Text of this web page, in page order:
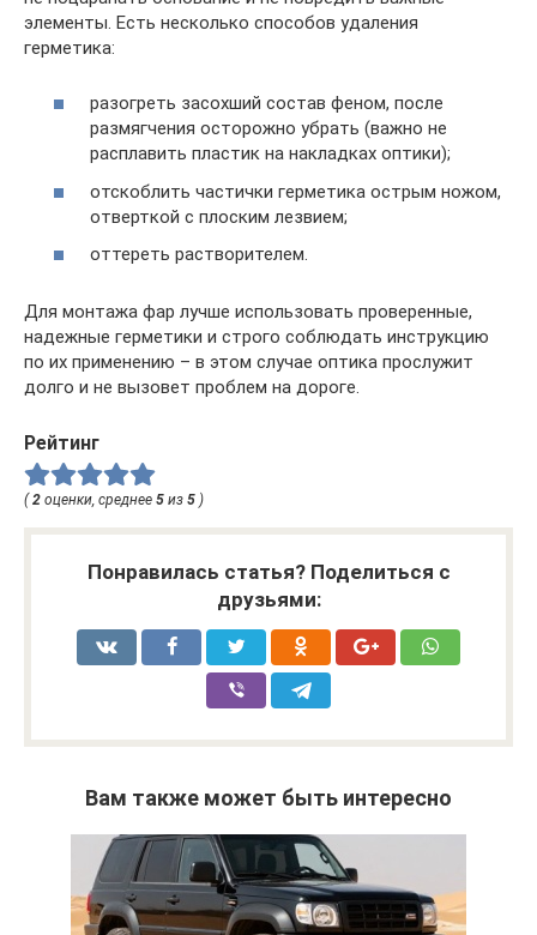
элементы. Есть несколько способов удаления
герметика:
разогреть засохший состав феном, после
размягчения осторожно убрать (важно не
расплавить пластик на накладках оптики);
отскоблить частички герметика острым ножом,
отверткой с плоским лезвием;
оттереть растворителем.
Для монтажа фар лучше использовать проверенные,
надежные герметики и строго соблюдать инструкцию
по их применению – в этом случае оптика прослужит
долго и не вызовет проблем на дороге.
Рейтинг
(2 оценки, среднее 5 из 5 )
Понравилась статья? Поделиться с
друзьями:
Вам также может быть интересно